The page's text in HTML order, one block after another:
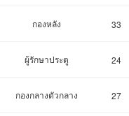
กองหลัง 33
ผู้รักษาประตู 24
กองกลางตัวกลาง 27